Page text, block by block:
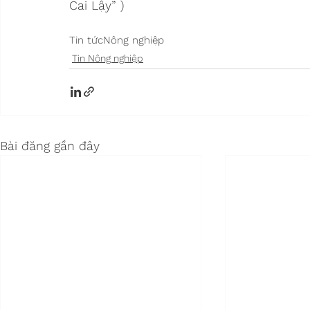
Cai Lậy” )
Tin tứcNông nghiệp
Tin Nông nghiệp
Bài đăng gần đây